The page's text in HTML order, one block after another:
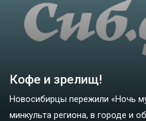
Кофе и зрелищ!
Новосибирцы пережили «Ночь
минкульта региона, в городе и